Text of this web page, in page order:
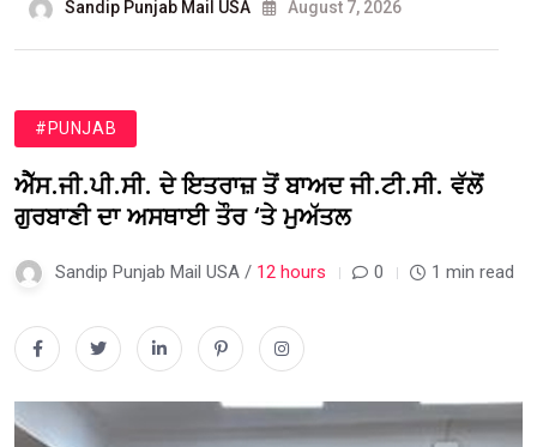
Sandip Punjab Mail USA August 7, 2026
#PUNJAB
ਐੱਸ.ਜੀ.ਪੀ.ਸੀ. ਦੇ ਇਤਰਾਜ਼ ਤੋਂ ਬਾਅਦ ਜੀ.ਟੀ.ਸੀ. ਵੱਲੋਂ
ਗੁਰਬਾਣੀ ਦਾ ਅਸਥਾਈ ਤੌਰ ‘ਤੇ ਮੁਅੱਤਲ
Sandip Punjab Mail USA / 12 hours 0 1 min read